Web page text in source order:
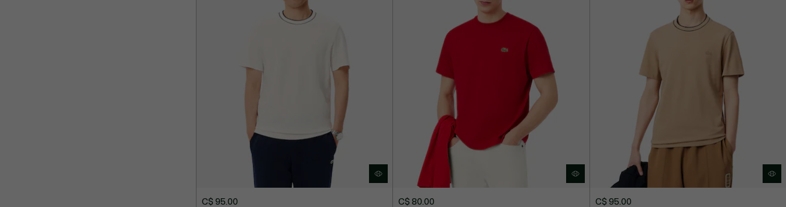
C$ 95.00
C$ 80.00
C$ 95.00